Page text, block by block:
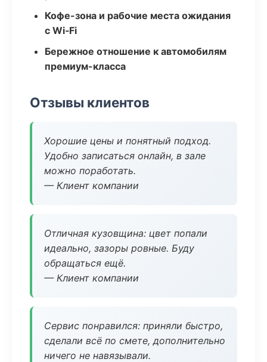
Кофе-зона и рабочие места ожидания
с Wi‑Fi
Бережное отношение к автомобилям
премиум-класса
Отзывы клиентов
Хорошие цены и понятный подход.
Удобно записаться онлайн, в зале
можно поработать.
— Клиент компании
Отличная кузовщина: цвет попали
идеально, зазоры ровные. Буду
обращаться ещё.
— Клиент компании
Сервис понравился: приняли быстро,
сделали всё по смете, дополнительно
ничего не навязывали.